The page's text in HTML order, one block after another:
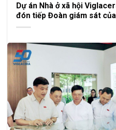
Dự án Nhà ở xã hội
đón tiếp Đoàn giám sát